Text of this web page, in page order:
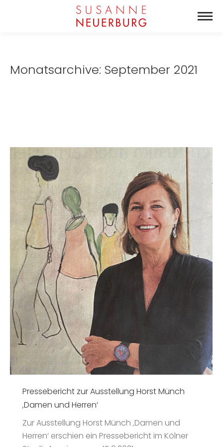
Monatsarchive: September 2021
Pressebericht zur Ausstellung Horst Münch
‚Damen und Herren‘
Zur Ausstellung Horst Münch ‚Damen und
Herren‘ erschien ein Pressebericht im Kölner